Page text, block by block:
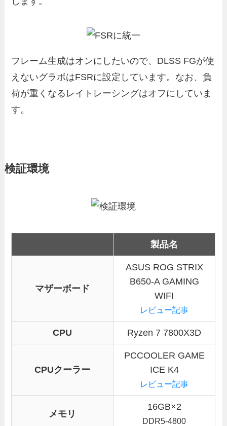
フレーム生成はオンにしたいので、DLSS FGが使
えないグラボはFSRに設定しています。なお、負
荷が重くなるレイトレーシングはオフにしていま
す。
検証環境
製品名
マザーボード
ASUS ROG STRIX
B650-A GAMING
WIFI
レビュー記事
CPU Ryzen 7 7800X3D
CPUクーラー
PCCOOLER GAME
ICE K4
レビュー記事
メモリ
16GB×2
DDR5-4800